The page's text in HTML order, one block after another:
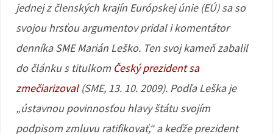
jednej z členských krajín Európskej únie (EÚ) sa so
svojou hrsťou argumentov pridal i komentátor
denníka SME Marián Leško. Ten svoj kameň zabalil
do článku s titulkom Český prezident sa
zmečiarizoval(SME, 13. 10. 2009). Podľa Leška je
„ústavnou povinnosťou hlavy štátu svojím
podpisom zmluvu ratifikovať,“ a keďže prezident